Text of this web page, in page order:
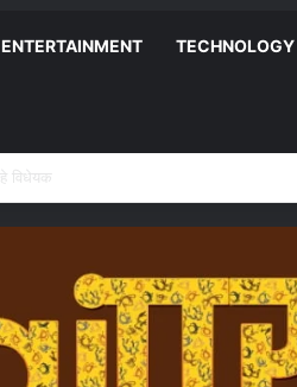
ENTERTAINMENT TECHNOLOGY